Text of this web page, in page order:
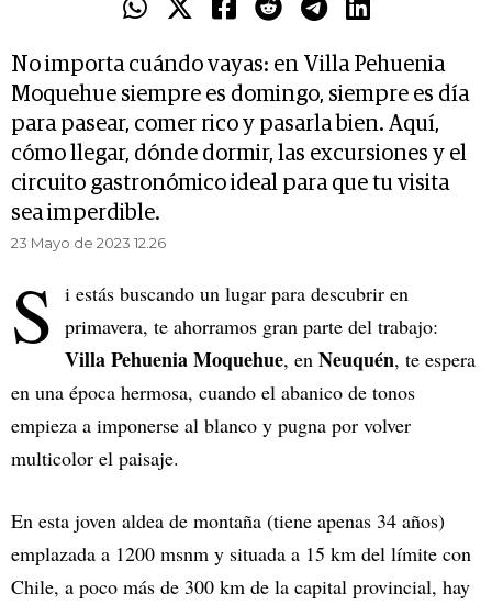
No importa cuándo vayas: en Villa Pehuenia
Moquehue siempre es domingo, siempre es día
para pasear, comer rico y pasarla bien. Aquí,
cómo llegar, dónde dormir, las excursiones y el
circuito gastronómico ideal para que tu visita
sea imperdible.
23 Mayo de 2023 12.26
S i estás buscando un lugar para descubrir en
primavera, te ahorramos gran parte del trabajo:
Villa Pehuenia Moquehue, en Neuquén, te espera
en una época hermosa, cuando el abanico de tonos
empieza a imponerse al blanco y pugna por volver
multicolor el paisaje.
En esta joven aldea de montaña (tiene apenas 34 años)
emplazada a 1200 msnm y situada a 15 km del límite con
Chile, a poco más de 300 km de la capital provincial, hay